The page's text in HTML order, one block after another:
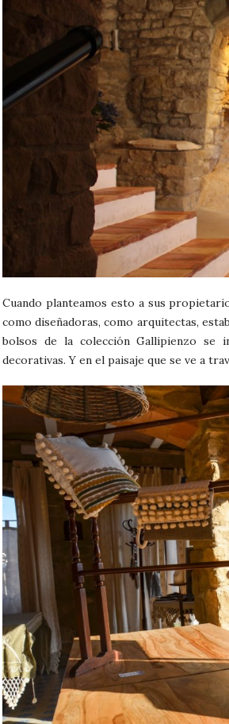
Cuando planteamos esto a sus
como diseñadoras, como arquitectas,
bolsos de la colección Gallipienzo se
decorativas. Y en el paisaje que se ve a